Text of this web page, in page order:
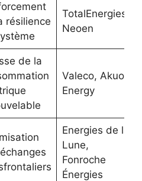
résilience
TotalEnergies,
Neoen
de la
Valeco, Akuo
Energy
Energies de la
Lune,
Fonroche
Énergies